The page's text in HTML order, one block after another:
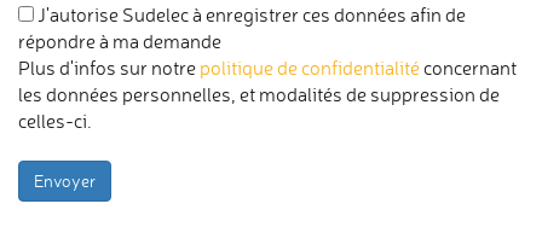
J'autorise Sudelec à enregistrer ces données afin de
répondre à ma demande
Plus d'infos sur notre politique de confidentialitéconcernant
les données personnelles, et modalités de suppression de
celles-ci.